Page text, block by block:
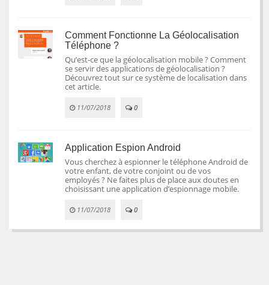
Comment Fonctionne La Géolocalisation
Téléphone ?
Qu’est-ce que la géolocalisation mobile ? Comment
se servir des applications de géolocalisation ?
Découvrez tout sur ce système de localisation dans
cet article.
11/07/2018 0
Application Espion Android
Vous cherchez à espionner le téléphone Android de
votre enfant, de votre conjoint ou de vos
employés ? Ne faites plus de place aux doutes en
choisissant une application d’espionnage mobile.
11/07/2018 0